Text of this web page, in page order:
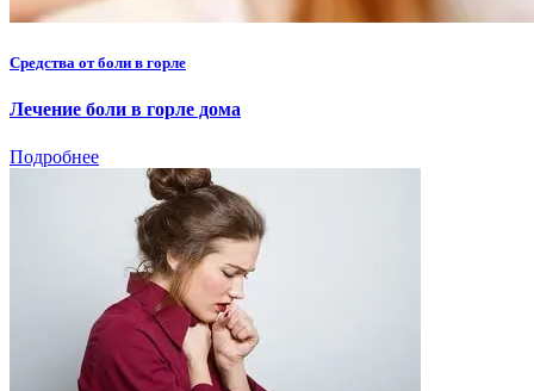
Средства от боли в горле
Лечение боли в горле дома
Подробнее